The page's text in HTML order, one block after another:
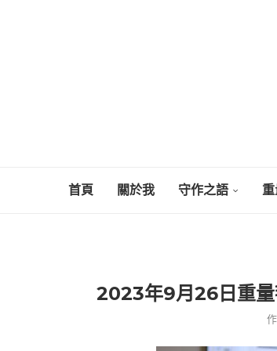
首頁 關於我 守作之語
2023年9月26日重量